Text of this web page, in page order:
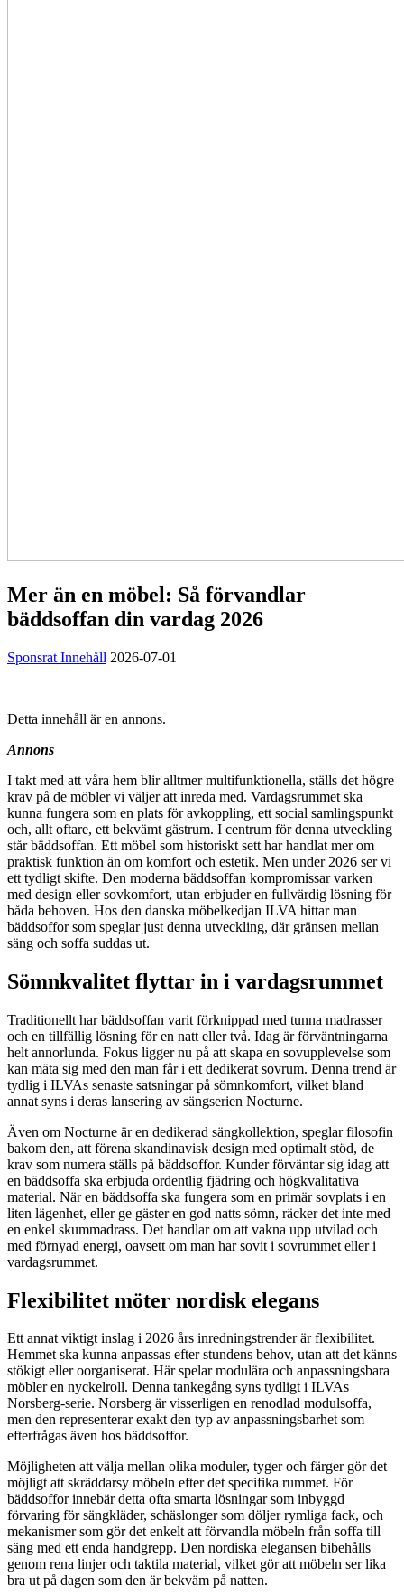
Mer än en möbel: Så förvandlar
bäddsoffan din vardag 2026
Sponsrat Innehåll 2026-07-01
Detta innehåll är en annons.
Annons
I takt med att våra hem blir alltmer multifunktionella, ställs det högre
krav på de möbler vi väljer att inreda med. Vardagsrummet ska
kunna fungera som en plats för avkoppling, ett social samlingspunkt
och, allt oftare, ett bekvämt gästrum. I centrum för denna utveckling
står bäddsoffan. Ett möbel som historiskt sett har handlat mer om
praktisk funktion än om komfort och estetik. Men under 2026 ser vi
ett tydligt skifte. Den moderna bäddsoffan kompromissar varken
med design eller sovkomfort, utan erbjuder en fullvärdig lösning för
båda behoven. Hos den danska möbelkedjan ILVA hittar man
bäddsoffor som speglar just denna utveckling, där gränsen mellan
säng och soffa suddas ut.
Sömnkvalitet flyttar in i vardagsrummet
Traditionellt har bäddsoffan varit förknippad med tunna madrasser
och en tillfällig lösning för en natt eller två. Idag är förväntningarna
helt annorlunda. Fokus ligger nu på att skapa en sovupplevelse som
kan mäta sig med den man får i ett dedikerat sovrum. Denna trend är
tydlig i ILVAs senaste satsningar på sömnkomfort, vilket bland
annat syns i deras lansering av sängserien Nocturne.
Även om Nocturne är en dedikerad sängkollektion, speglar filosofin
bakom den, att förena skandinavisk design med optimalt stöd, de
krav som numera ställs på bäddsoffor. Kunder förväntar sig idag att
en bäddsoffa ska erbjuda ordentlig fjädring och högkvalitativa
material. När en bäddsoffa ska fungera som en primär sovplats i en
liten lägenhet, eller ge gäster en god natts sömn, räcker det inte med
en enkel skummadrass. Det handlar om att vakna upp utvilad och
med förnyad energi, oavsett om man har sovit i sovrummet eller i
vardagsrummet.
Flexibilitet möter nordisk elegans
Ett annat viktigt inslag i 2026 års inredningstrender är flexibilitet.
Hemmet ska kunna anpassas efter stundens behov, utan att det känns
stökigt eller oorganiserat. Här spelar modulära och anpassningsbara
möbler en nyckelroll. Denna tankegång syns tydligt i ILVAs
Norsberg-serie. Norsberg är visserligen en renodlad modulsoffa,
men den representerar exakt den typ av anpassningsbarhet som
efterfrågas även hos bäddsoffor.
Möjligheten att välja mellan olika moduler, tyger och färger gör det
möjligt att skräddarsy möbeln efter det specifika rummet. För
bäddsoffor innebär detta ofta smarta lösningar som inbyggd
förvaring för sängkläder, schäslonger som döljer rymliga fack, och
mekanismer som gör det enkelt att förvandla möbeln från soffa till
säng med ett enda handgrepp. Den nordiska elegansen bibehålls
genom rena linjer och taktila material, vilket gör att möbeln ser lika
bra ut på dagen som den är bekväm på natten.